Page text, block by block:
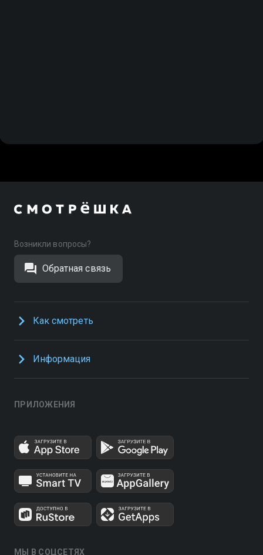
Возникли вопросы?
Обратная связь
Как смотреть
Информация
ПРИЛОЖЕНИЯ
МЫ В СОЦСЕТЯХ